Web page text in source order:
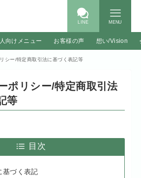
LINE MENU
向けメニュー お客様の声 想い/Vision
シー/特定商取引法に基づく表記等
ポリシー/特定商取引法
等
目次
基づく表記